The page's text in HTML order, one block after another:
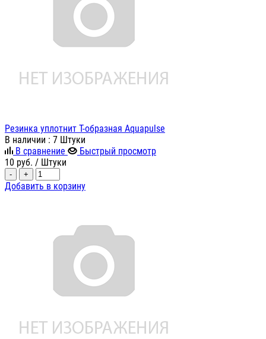
Резинка уплотнит Т-образная Aquapulse
В наличии : 7 Штуки
В сравнение
Быстрый просмотр
10 руб. / Штуки
- +
Добавить в корзину